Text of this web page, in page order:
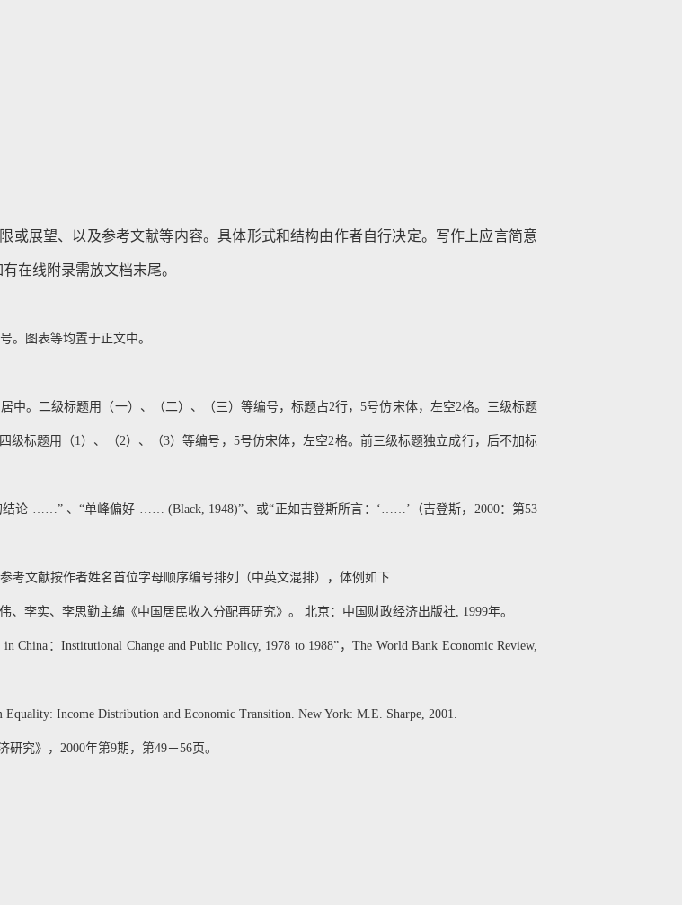
或展望、以及参考文献等内容。具体形式和结构由作者自行决定。写作上应言简意
在线附录需放文档末尾。
。图表等均置于正文中。
中。二级标题用（一）、（二）、（三）等编号，标题占2行，5号仿宋体，左空2格。三级标题
级标题用（1）、（2）、（3）等编号，5号仿宋体，左空2格。前三级标题独立成行，后不加标
结论 ……” 、“单峰偏好 …… (Black, 1948)”、或“正如吉登斯所言：‘……’（吉登斯，2000：第53
考文献按作者姓名首位字母顺序编号排列（中英文混排），体例如下
、李实、李思勤主编《中国居民收入分配再研究》。 北京：中国财政经济出版社, 1999年。
China：Institutional Change and Public Policy, 1978 to 1988”，The World Bank Economic Review,
Income Distribution and Economic Transition. New York: M.E. Sharpe, 2001.
究》，2000年第9期，第49－56页。